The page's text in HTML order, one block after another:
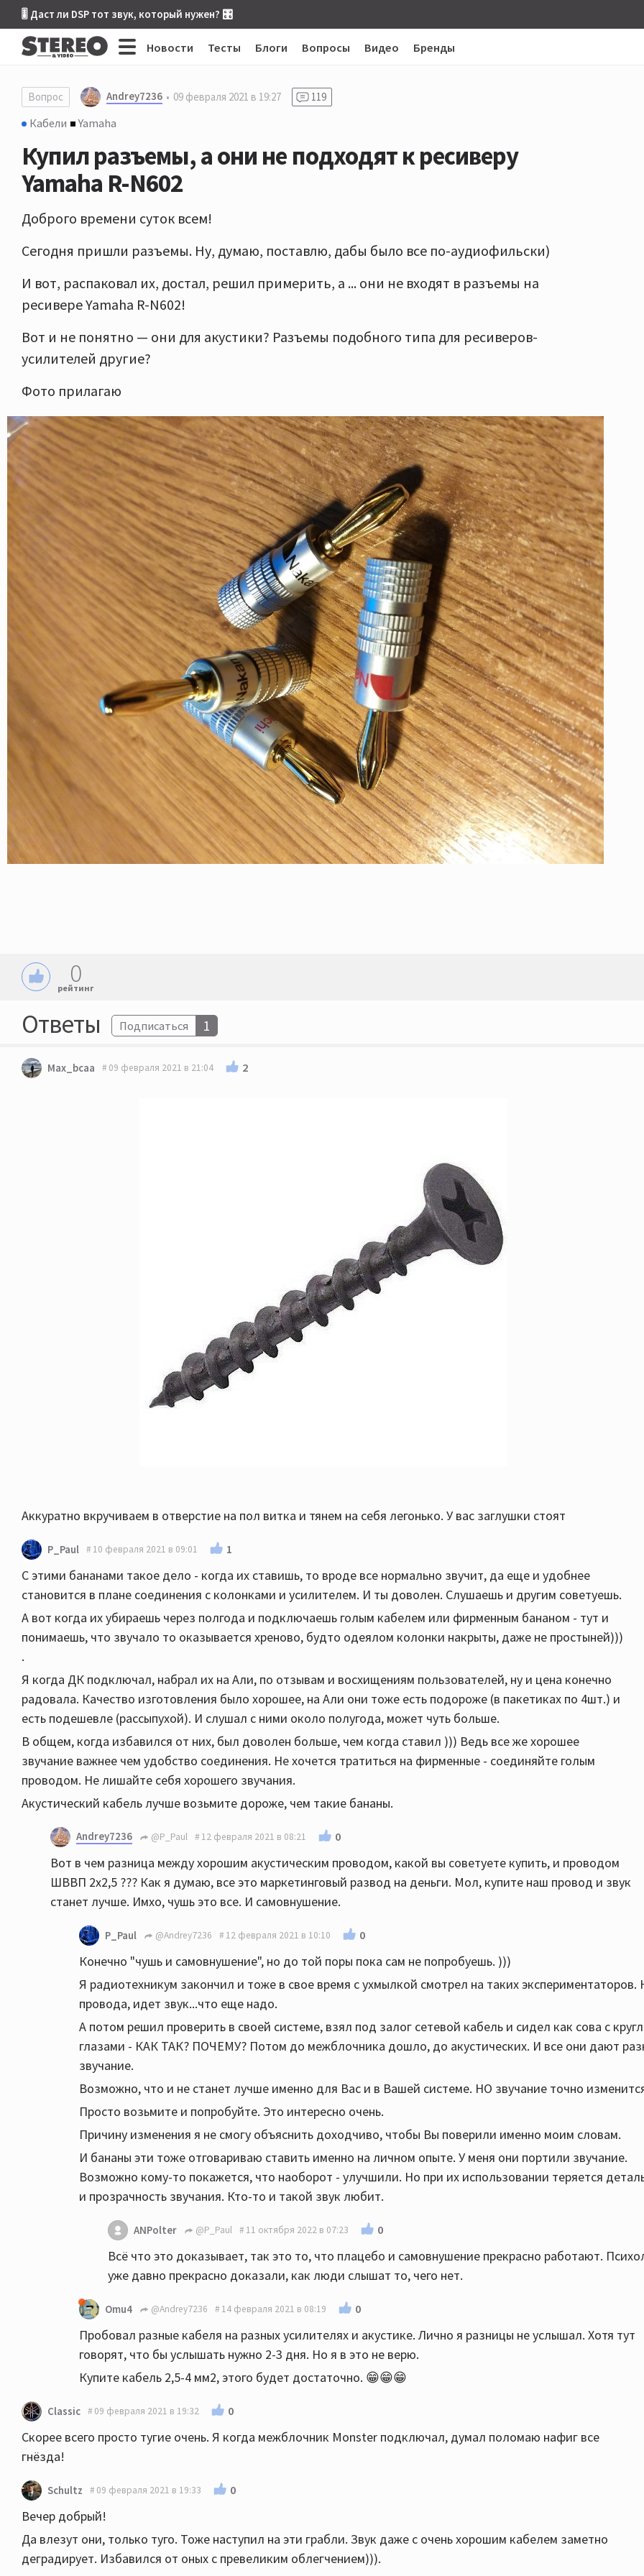
🎚 Даст ли DSP тот звук, который нужен? 🎛
Новости Тесты Блоги Вопросы Видео Бренды
Вопрос Andrey7236 09 февраля 2021 в 19:27 119
Кабели Yamaha
Купил разъемы, а они не подходят к ресиверу
Yamaha R-N602
Доброго времени суток всем!
Сегодня пришли разъемы. Ну, думаю, поставлю, дабы было все по-аудиофильски)
И вот, распаковал их, достал, решил примерить, а ... они не входят в разъемы на
ресивере Yamaha R-N602!
Вот и не понятно — они для акустики? Разъемы подобного типа для ресиверов-
усилителей другие?
Фото прилагаю
0
рейтинг
Ответы Подписаться 1
Max_bcaa 09 февраля 2021 в 21:04 2
Аккуратно вкручиваем в отверстие на пол витка и тянем на себя легонько. У вас заглушки стоят
P_Paul 10 февраля 2021 в 09:01 1
С этими бананами такое дело - когда их ставишь, то вроде все нормально звучит, да еще и удобнее
становится в плане соединения с колонками и усилителем. И ты доволен. Слушаешь и другим советуешь.
А вот когда их убираешь через полгода и подключаешь голым кабелем или фирменным бананом - тут и
понимаешь, что звучало то оказывается хреново, будто одеялом колонки накрыты, даже не простыней)))
.
Я когда ДК подключал, набрал их на Али, по отзывам и восхищениям пользователей, ну и цена конечно
радовала. Качество изготовления было хорошее, на Али они тоже есть подороже (в пакетиках по 4шт.) и
есть подешевле (рассыпухой). И слушал с ними около полугода, может чуть больше.
В общем, когда избавился от них, был доволен больше, чем когда ставил ))) Ведь все же хорошее
звучание важнее чем удобство соединения. Не хочется тратиться на фирменные - соединяйте голым
проводом. Не лишайте себя хорошего звучания.
Акустический кабель лучше возьмите дороже, чем такие бананы.
Andrey7236 @P_Paul 12 февраля 2021 в 08:21 0
Вот в чем разница между хорошим акустическим проводом, какой вы советуете купить, и проводом
ШВВП 2х2,5 ??? Как я думаю, все это маркетинговый развод на деньги. Мол, купите наш провод и звук
станет лучше. Имхо, чушь это все. И самовнушение.
P_Paul @Andrey7236 12 февраля 2021 в 10:10 0
Конечно "чушь и самовнушение", но до той поры пока сам не попробуешь. )))
Я радиотехникум закончил и тоже в свое время с ухмылкой смотрел на таких экспериментаторов.
провода, идет звук...что еще надо.
А потом решил проверить в своей системе, взял под залог сетевой кабель и сидел как сова с
глазами - КАК ТАК? ПОЧЕМУ? Потом до межблочника дошло, до акустических. И все они дают
звучание.
Возможно, что и не станет лучше именно для Вас и в Вашей системе. НО звучание точно
Просто возьмите и попробуйте. Это интересно очень.
Причину изменения я не смогу объяснить доходчиво, чтобы Вы поверили именно моим словам.
И бананы эти тоже отговариваю ставить именно на личном опыте. У меня они портили звучание.
Возможно кому-то покажется, что наоборот - улучшили. Но при их использовании теряется
и прозрачность звучания. Кто-то и такой звук любит.
ANPolter @P_Paul 11 октября 2022 в 07:23 0
Всё что это доказывает, так это то, что плацебо и самовнушение прекрасно работают.
уже давно прекрасно доказали, как люди слышат то, чего нет.
Omu4 @Andrey7236 14 февраля 2021 в 08:19 0
Пробовал разные кабеля на разных усилителях и акустике. Лично я разницы не услышал. Хотя тут
говорят, что бы услышать нужно 2-3 дня. Но я в это не верю.
Купите кабель 2,5-4 мм2, этого будет достаточно. 😁😁😁
Classic 09 февраля 2021 в 19:32 0
Скорее всего просто тугие очень. Я когда межблочник Monster подключал, думал поломаю нафиг все
гнёзда!
Schultz 09 февраля 2021 в 19:33 0
Вечер добрый!
Да влезут они, только туго. Тоже наступил на эти грабли. Звук даже с очень хорошим кабелем заметно
деградирует. Избавился от оных с превеликим облегчением))).